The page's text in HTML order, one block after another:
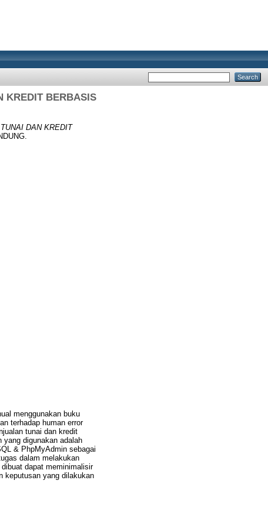
KREDIT BERBASIS
DAN KREDIT
menggunakan buku
terhadap human error
tunai dan kredit
yang digunakan adalah
& PhpMyAdmin sebagai
dalam melakukan
dapat meminimalisir
keputusan yang dilakukan